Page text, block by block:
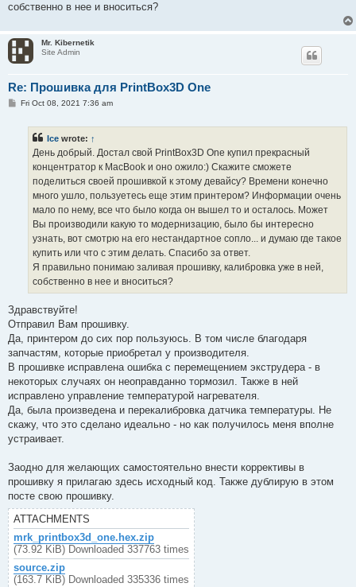
собственно в нее и вноситься?
Mr. Kibernetik
Site Admin
Re: Прошивка для PrintBox3D One
PFri Oct 08, 2021 7:36 am
Ice wrote: ↑
День добрый. Достал свой PrintBox3D One купил прекрасный
концентратор к MacBook и оно ожило:) Скажите сможете
поделиться своей прошивкой к этому девайсу? Времени конечно
много ушло, пользуетесь еще этим принтером? Информации очень
мало по нему, все что было когда он вышел то и осталось. Может
Вы производили какую то модернизацию, было бы интересно
узнать, вот смотрю на его нестандартное сопло... и думаю где такое
купить или что с этим делать. Спасибо за ответ.
Я правильно понимаю заливая прошивку, калибровка уже в ней,
собственно в нее и вноситься?
Здравствуйте!
Отправил Вам прошивку.
Да, принтером до сих пор пользуюсь. В том числе благодаря
запчастям, которые приобретал у производителя.
В прошивке исправлена ошибка с перемещением экструдера - в
некоторых случаях он неоправданно тормозил. Также в ней
исправлено управление температурой нагревателя.
Да, была произведена и перекалибровка датчика температуры. Не
скажу, что это сделано идеально - но как получилось меня вполне
устраивает.
Заодно для желающих самостоятельно внести коррективы в
прошивку я прилагаю здесь исходный код. Также дублирую в этом
посте свою прошивку.
ATTACHMENTS
mrk_printbox3d_one.hex.zip
(73.92 KiB) Downloaded 337763 times
source.zip
(163.7 KiB) Downloaded 335336 times